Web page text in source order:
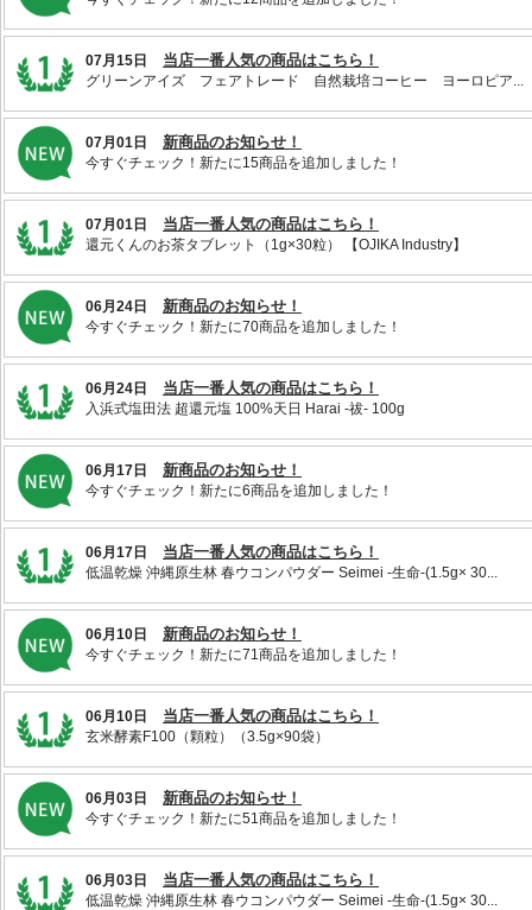
07月15日 当店一番人気の商品はこちら！
グリーンアイズ フェアトレード 自然栽培コーヒー ヨーロピア...
07月01日 新商品のお知らせ！
今すぐチェック！新たに15商品を追加しました！
07月01日 当店一番人気の商品はこちら！
還元くんのお茶タブレット（1g×30粒） 【OJIKA Industry】
06月24日 新商品のお知らせ！
今すぐチェック！新たに70商品を追加しました！
06月24日 当店一番人気の商品はこちら！
入浜式塩田法 超還元塩 100%天日 Harai -祓- 100g
06月17日 新商品のお知らせ！
今すぐチェック！新たに6商品を追加しました！
06月17日 当店一番人気の商品はこちら！
低温乾燥 沖縄原生林 春ウコンパウダー Seimei -生命-(1.5g× 30...
06月10日 新商品のお知らせ！
今すぐチェック！新たに71商品を追加しました！
06月10日 当店一番人気の商品はこちら！
玄米酵素F100（顆粒）（3.5g×90袋）
06月03日 新商品のお知らせ！
今すぐチェック！新たに51商品を追加しました！
06月03日 当店一番人気の商品はこちら！
低温乾燥 沖縄原生林 春ウコンパウダー Seimei -生命-(1.5g× 30...